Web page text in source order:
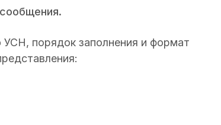
порядок заполнения и формат